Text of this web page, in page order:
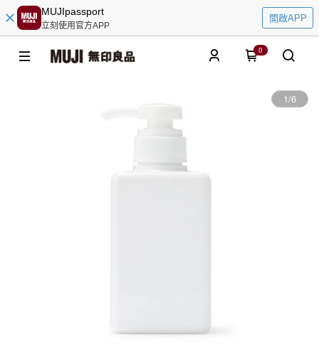
MUJIpassport
立刻使用官方APP
開啟APP
0
1/6